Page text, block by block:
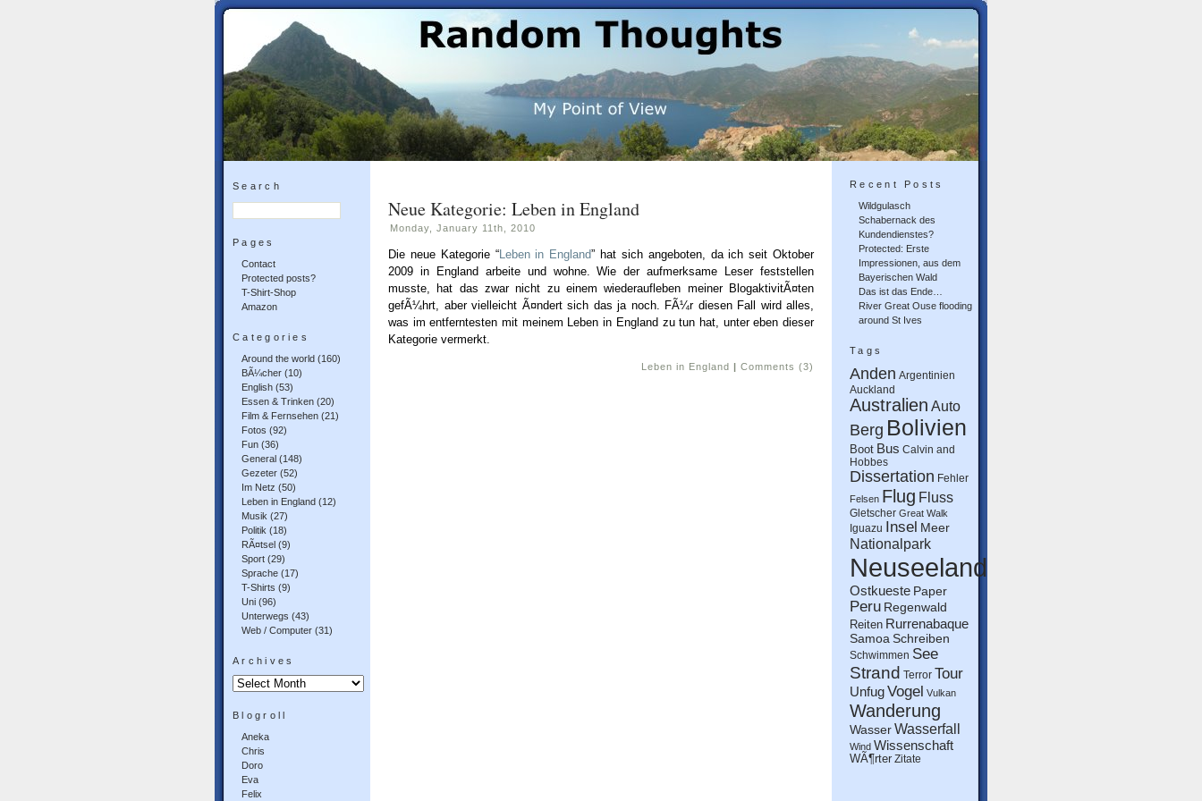
Search
Pages
Contact
Protected posts?
T-Shirt-Shop
Amazon
Categories
Around the world (160)
BÃ¼cher (10)
English (53)
Essen & Trinken (20)
Film & Fernsehen (21)
Fotos (92)
Fun (36)
General (148)
Gezeter (52)
Im Netz (50)
Leben in England (12)
Musik (27)
Politik (18)
RÃ¤tsel (9)
Sport (29)
Sprache (17)
T-Shirts (9)
Uni (96)
Unterwegs (43)
Web / Computer (31)
Archives
Archives
Blogroll
Aneka
Chris
Doro
Eva
Felix
Neue Kategorie: Leben in England
Monday, January 11th, 2010
Die neue Kategorie “Leben in England” hat sich angeboten, da ich seit Oktober
2009 in England arbeite und wohne. Wie der aufmerksame Leser feststellen
musste, hat das zwar nicht zu einem wiederaufleben meiner BlogaktivitÃ¤ten
gefÃ¼hrt, aber vielleicht Ã¤ndert sich das ja noch. FÃ¼r diesen Fall wird alles,
was im entferntesten mit meinem Leben in England zu tun hat, unter eben dieser
Kategorie vermerkt.
Leben in England | Comments (3)
Recent Posts
Wildgulasch
Schabernack des
Kundendienstes?
Protected: Erste
Impressionen, aus dem
Bayerischen Wald
Das ist das Ende…
River Great Ouse flooding
around St Ives
Tags
Anden Argentinien
Auckland
Australien Auto
Berg Bolivien
Boot Bus Calvin and
Hobbes
Dissertation Fehler
Felsen Flug Fluss
Gletscher Great Walk
Iguazu Insel Meer
Nationalpark
Neuseeland
Ostkueste Paper
Peru Regenwald
Reiten Rurrenabaque
Samoa Schreiben
Schwimmen See
Strand Terror Tour
UnfugVogel Vulkan
Wanderung
Wasser Wasserfall
Wind Wissenschaft
WÃ¶rter Zitate